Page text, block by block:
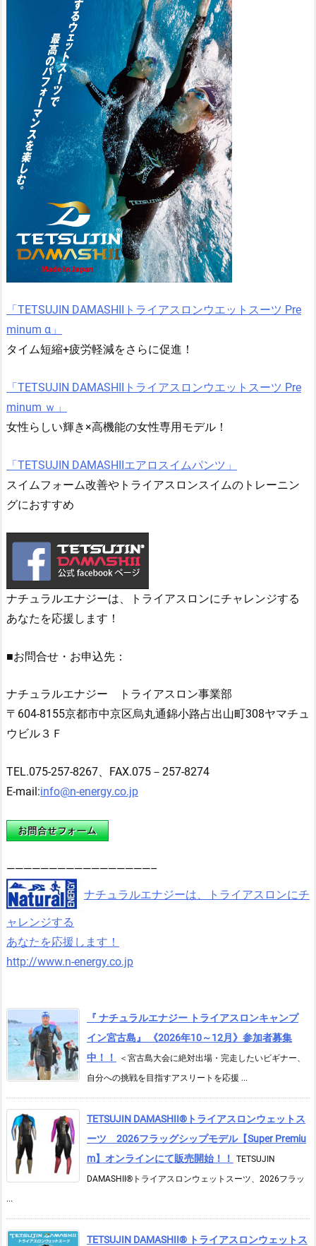
「TETSUJIN DAMASHIIトライアスロンウエットスーツ Pre
minum α」
タイム短縮+疲労軽減をさらに促進！
「TETSUJIN DAMASHIIトライアスロンウエットスーツ Pre
minum ｗ」
女性らしい輝き×高機能の女性専用モデル！
「TETSUJIN DAMASHIIエアロスイムパンツ」
スイムフォーム改善やトライアスロンスイムのトレーニン
グにおすすめ
ナチュラルエナジーは、トライアスロンにチャレンジする
あなたを応援します！
■お問合せ・お申込先：
ナチュラルエナジー トライアスロン事業部
〒604-8155京都市中京区烏丸通錦小路占出山町308ヤマチュ
ウビル３Ｆ
TEL.075-257-8267、FAX.075－257-8274
E-mail:info@n-energy.co.jp
—————————————————–
ナチュラルエナジーは、トライアスロンにチ
ャレンジする
あなたを応援します！
http://www.n-energy.co.jp
『 ナチュラルエナジー トライアスロンキャンプ
イン宮古島』 《2026年10～12月》参加者募集
中！！
＜宮古島大会に絶対出場・完走したいビギナー、
自分への挑戦を目指すアスリートを応援 ...
TETSUJIN DAMASHII®︎トライアスロンウェットス
ーツ 2026フラッグシップモデル【Super Premiu
m】オンラインにて販売開始！！
TETSUJIN
DAMASHII®トライアスロンウェットスーツ、2026フラッ
...
TETSUJIN DAMASHII® トライアスロンウェットス